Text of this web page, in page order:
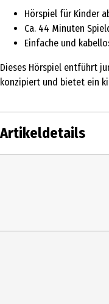
Hörspiel für Kinder
Ca. 44 Minuten
Einfache und
Dieses Hörspiel entführt
konzipiert und bietet ein
Artikeldetails